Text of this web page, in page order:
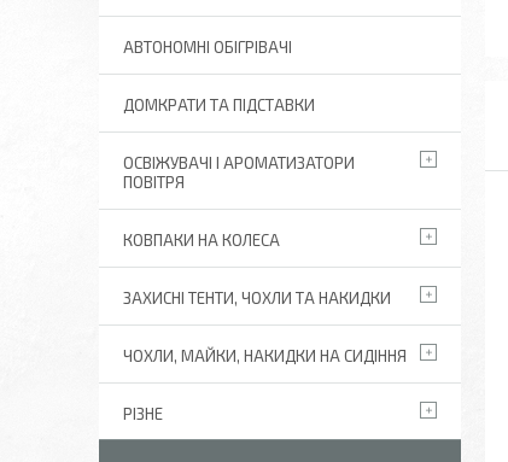
АВТОНОМНІ ОБІГРІВАЧІ
ДОМКРАТИ ТА ПІДСТАВКИ
ОСВІЖУВАЧІ І АРОМАТИЗАТОРИ
ПОВІТРЯ
КОВПАКИ НА КОЛЕСА
ЗАХИСНІ ТЕНТИ, ЧОХЛИ ТА НАКИДКИ
ЧОХЛИ, МАЙКИ, НАКИДКИ НА СИДІННЯ
РІЗНЕ